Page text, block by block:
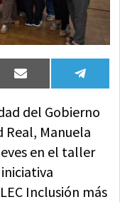
Compartir
en
Email
en
del Gobierno
Real, Manuela
en el taller
iniciativa
Inclusión más